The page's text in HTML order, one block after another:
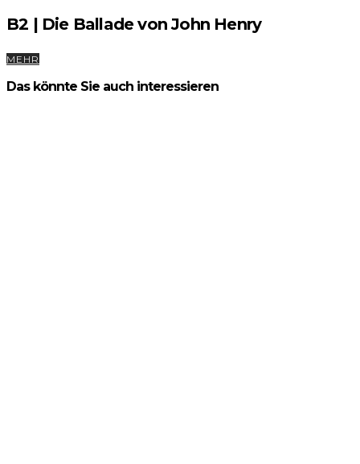
B2 | Die Ballade von John Henry
MEHR
Das könnte Sie auch interessieren